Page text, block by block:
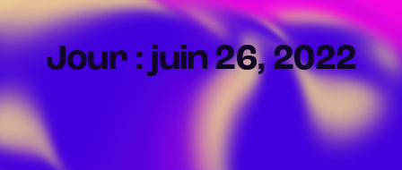
Jour : juin 26, 2022